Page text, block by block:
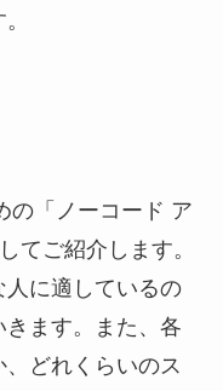
の「ノーコード ア
てご紹介します。
に適しているの
ます。また、各
どれくらいのス